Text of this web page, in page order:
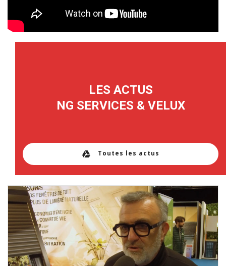
LES ACTUS
NG SERVICES & VELUX
Toutes les actus